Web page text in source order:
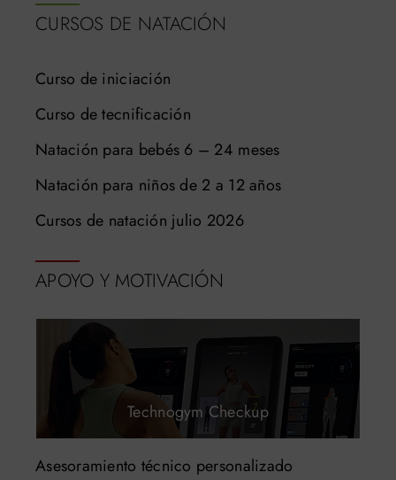
CURSOS DE NATACIÓN
Curso de iniciación
Curso de tecnificación
Natación para bebés 6 – 24 meses
Natación para niños de 2 a 12 años
Cursos de natación julio 2026
APOYO Y MOTIVACIÓN
Technogym Checkup
Asesoramiento técnico personalizado